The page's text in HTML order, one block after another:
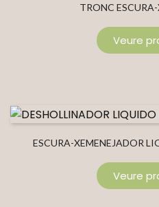
TRONC
Veure
ESCURA-XEMENEJADOR
Veure